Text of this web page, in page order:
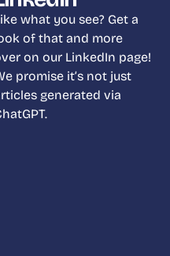
what you see? Get a
of that and more
on our LinkedIn page!
promise it’s not just
generated via